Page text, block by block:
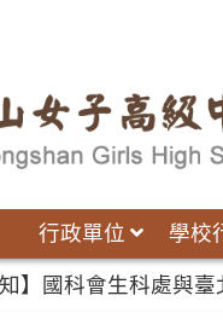
行政單位 學校
知】國科會生科處與